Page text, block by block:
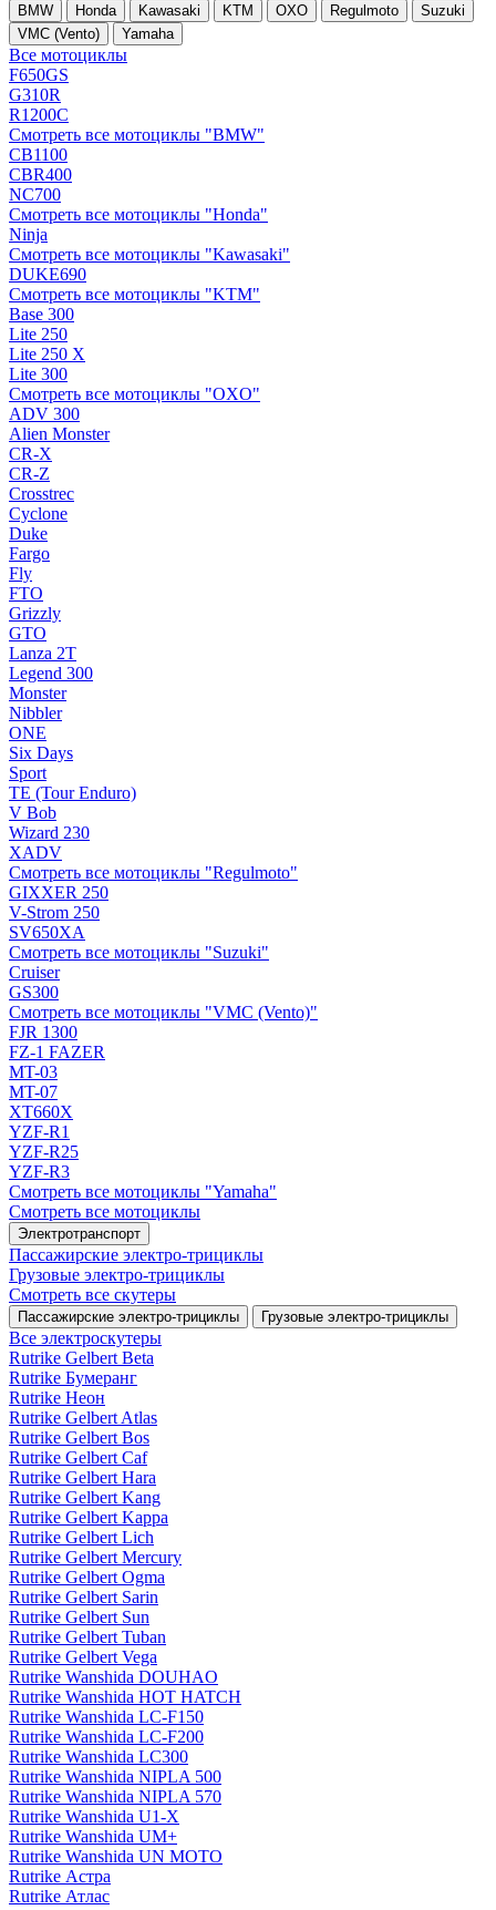
BMW Honda Kawasaki KTM OXO Regulmoto
Suzuki
VMC (Vento)
Yamaha
Все мотоциклы
F650GS
G310R
R1200C
Смотреть все мотоциклы "BMW"
CB1100
CBR400
NC700
Смотреть все мотоциклы "Honda"
Ninja
Смотреть все мотоциклы "Kawasaki"
DUKE690
Смотреть все мотоциклы "KTM"
Base 300
Lite 250
Lite 250 X
Lite 300
Смотреть все мотоциклы "OXO"
ADV 300
Alien Monster
CR-X
CR-Z
Crosstrec
Cyclone
Duke
Fargo
Fly
FTO
Grizzly
GTO
Lanza 2T
Legend 300
Monster
Nibbler
ONE
Six Days
Sport
TE (Tour Enduro)
V Bob
Wizard 230
XADV
Смотреть все мотоциклы "Regulmoto"
GIXXER 250
V-Strom 250
SV650XA
Смотреть все мотоциклы "Suzuki"
Cruiser
GS300
Смотреть все мотоциклы "VMC (Vento)"
FJR 1300
FZ-1 FAZER
MT-03
MT-07
XT660X
YZF-R1
YZF-R25
YZF-R3
Смотреть все мотоциклы "Yamaha"
Смотреть все мотоциклы
Электротранспорт
Пассажирские электро‑трициклы
Грузовые электро‑трициклы
Смотреть все скутеры
Пассажирские электро‑трициклы Грузовые электро‑трициклы
Все электро­скутеры
Rutrike Gelbert Beta
Rutrike Бумеранг
Rutrike Неон
Rutrike Gelbert Atlas
Rutrike Gelbert Bos
Rutrike Gelbert Caf
Rutrike Gelbert Hara
Rutrike Gelbert Kang
Rutrike Gelbert Kappa
Rutrike Gelbert Lich
Rutrike Gelbert Mercury
Rutrike Gelbert Ogma
Rutrike Gelbert Sarin
Rutrike Gelbert Sun
Rutrike Gelbert Tuban
Rutrike Gelbert Vega
Rutrike Wanshida DOUHAO
Rutrike Wanshida HOT HATCH
Rutrike Wanshida LC-F150
Rutrike Wanshida LC-F200
Rutrike Wanshida LC300
Rutrike Wanshida NIPLA 500
Rutrike Wanshida NIPLA 570
Rutrike Wanshida U1-X
Rutrike Wanshida UM+
Rutrike Wanshida UN MOTO
Rutrike Астра
Rutrike Атлас